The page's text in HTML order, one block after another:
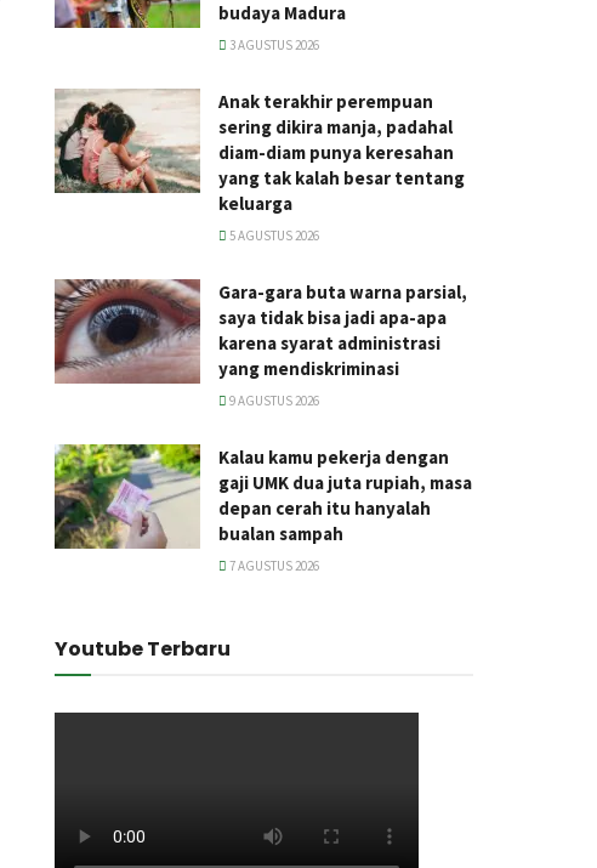
budaya Madura
3 AGUSTUS 2026
Anak terakhir perempuan
sering dikira manja, padahal
diam-diam punya keresahan
yang tak kalah besar tentang
keluarga
5 AGUSTUS 2026
Gara-gara buta warna parsial,
saya tidak bisa jadi apa-apa
karena syarat administrasi
yang mendiskriminasi
9 AGUSTUS 2026
Kalau kamu pekerja dengan
gaji UMK dua juta rupiah, masa
depan cerah itu hanyalah
bualan sampah
7 AGUSTUS 2026
Youtube Terbaru